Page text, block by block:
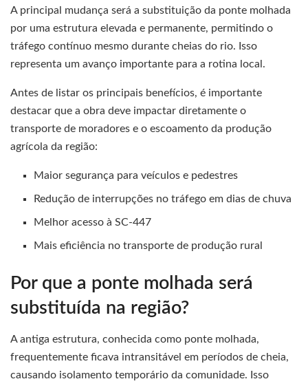
A principal mudança será a substituição da ponte molhada
por uma estrutura elevada e permanente, permitindo o
tráfego contínuo mesmo durante cheias do rio. Isso
representa um avanço importante para a rotina local.
Antes de listar os principais benefícios, é importante
destacar que a obra deve impactar diretamente o
transporte de moradores e o escoamento da produção
agrícola da região:
Maior segurança para veículos e pedestres
Redução de interrupções no tráfego em dias de chuva
Melhor acesso à SC-447
Mais eficiência no transporte de produção rural
Por que a ponte molhada será
substituída na região?
A antiga estrutura, conhecida como ponte molhada,
frequentemente ficava intransitável em períodos de cheia,
causando isolamento temporário da comunidade. Isso